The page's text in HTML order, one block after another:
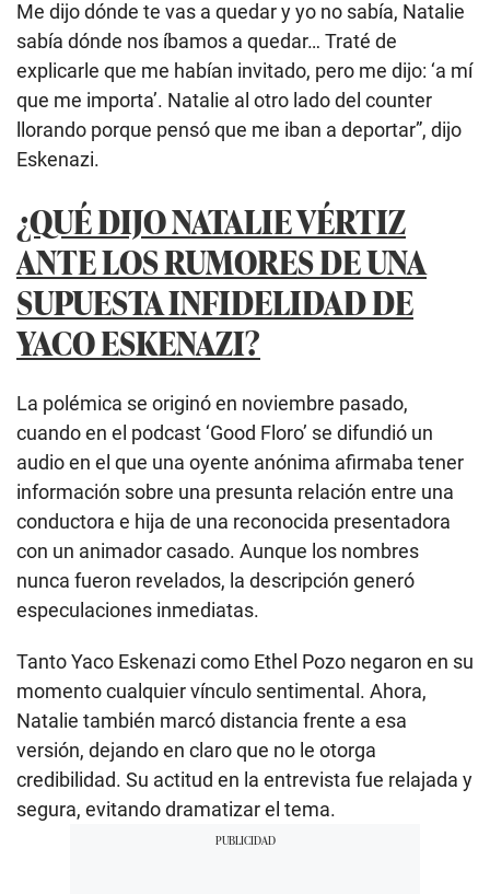
Me dijo dónde te vas a quedar y yo no sabía, Natalie
sabía dónde nos íbamos a quedar… Traté de
explicarle que me habían invitado, pero me dijo: ‘a mí
que me importa’. Natalie al otro lado del counter
llorando porque pensó que me iban a deportar”, dijo
Eskenazi.
¿QUÉ DIJO NATALIE VÉRTIZ
ANTE LOS RUMORES DE UNA
SUPUESTA INFIDELIDAD DE
YACO ESKENAZI?
La polémica se originó en noviembre pasado,
cuando en el podcast ‘Good Floro’ se difundió un
audio en el que una oyente anónima afirmaba tener
información sobre una presunta relación entre una
conductora e hija de una reconocida presentadora
con un animador casado. Aunque los nombres
nunca fueron revelados, la descripción generó
especulaciones inmediatas.
Tanto Yaco Eskenazi como Ethel Pozo negaron en su
momento cualquier vínculo sentimental. Ahora,
Natalie también marcó distancia frente a esa
versión, dejando en claro que no le otorga
credibilidad. Su actitud en la entrevista fue relajada y
segura, evitando dramatizar el tema.